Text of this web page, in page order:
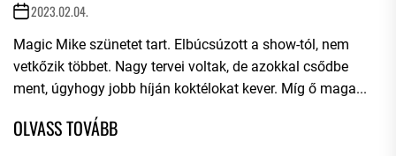
2023.02.04.
Magic Mike szünetet tart. Elbúcsúzott a show-tól, nem
vetkőzik többet. Nagy tervei voltak, de azokkal csődbe
ment, úgyhogy jobb híján koktélokat kever. Míg ő maga...